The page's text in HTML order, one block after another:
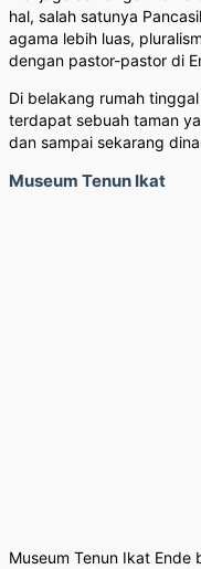
hal, salah satunya
agama lebih luas,
dengan pastor-pastor di
Di belakang rumah
terdapat sebuah taman
dan sampai sekarang
Museum Tenun Ikat
Museum Tenun Ikat Ende